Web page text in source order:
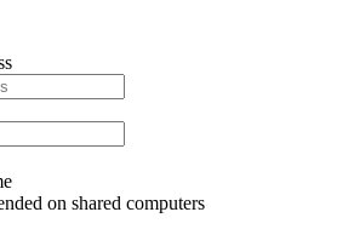
on shared computers